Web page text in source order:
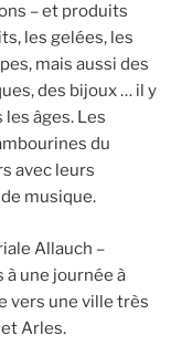
– et produits
les gelées, les
mais aussi des
des bijoux … il y
âges. Les
du
avec leurs
musique.
Allauch –
une journée à
vers une ville très
Arles.